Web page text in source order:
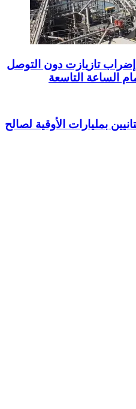
تازيازت دون التوصل
الساعة التاسعة
بمليارات الأوقية لصالح